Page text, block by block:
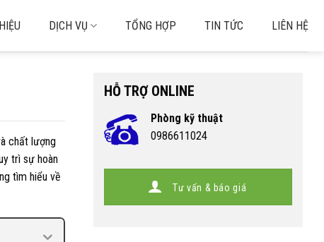
DỊCH VỤ TỔNG HỢP TIN TỨC LIÊN HỆ
chất lượng
trì sự hoàn
tìm hiểu về
HỖ TRỢ ONLINE
Phòng kỹ thuật
0986611024
Tư vấn & báo giá